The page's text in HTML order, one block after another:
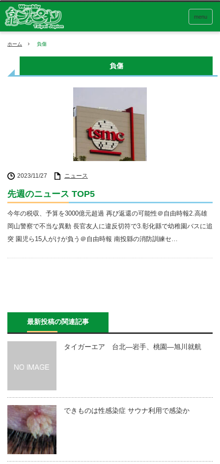
menu
ホーム 負傷
負傷
2023/11/27 ニュース
先週のニュース TOP5
今年の税収、予算を3000億元超過 再び返還の可能性＠自由時報2.高雄
岡山警察で不当な異動 長官友人に違反切符で3.彰化縣で幼稚園バスに追
突 園児ら15人がけが負う＠自由時報 南投縣の消防訓練セ…
最新投稿の関連記事
タイガーエア 台北―岩手、桃園―旭川就航
できものは性感染症 サウナ利用で感染か